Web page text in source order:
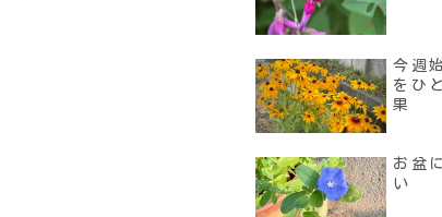
今週
をひ
果
お盆
い